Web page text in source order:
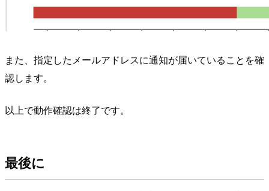
また、指定したメールアドレスに通知が届いていることを確
認します。
以上で動作確認は終了です。
最後に